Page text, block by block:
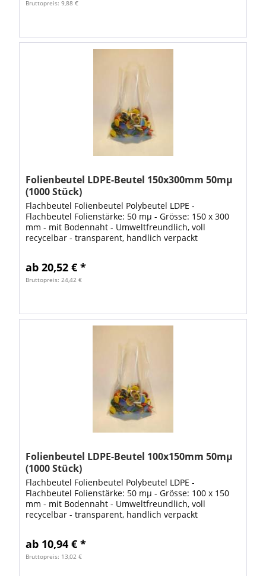
Bruttopreis: 9,88 €
Folienbeutel LDPE-Beutel 150x300mm 50mµ
(1000 Stück)
Flachbeutel Folienbeutel Polybeutel LDPE -
Flachbeutel Folienstärke: 50 mµ - Grösse: 150 x 300
mm - mit Bodennaht - Umweltfreundlich, voll
recycelbar - transparent, handlich verpackt
ab 20,52 € *
Bruttopreis: 24,42 €
Folienbeutel LDPE-Beutel 100x150mm 50mµ
(1000 Stück)
Flachbeutel Folienbeutel Polybeutel LDPE -
Flachbeutel Folienstärke: 50 mµ - Grösse: 100 x 150
mm - mit Bodennaht - Umweltfreundlich, voll
recycelbar - transparent, handlich verpackt
ab 10,94 € *
Bruttopreis: 13,02 €